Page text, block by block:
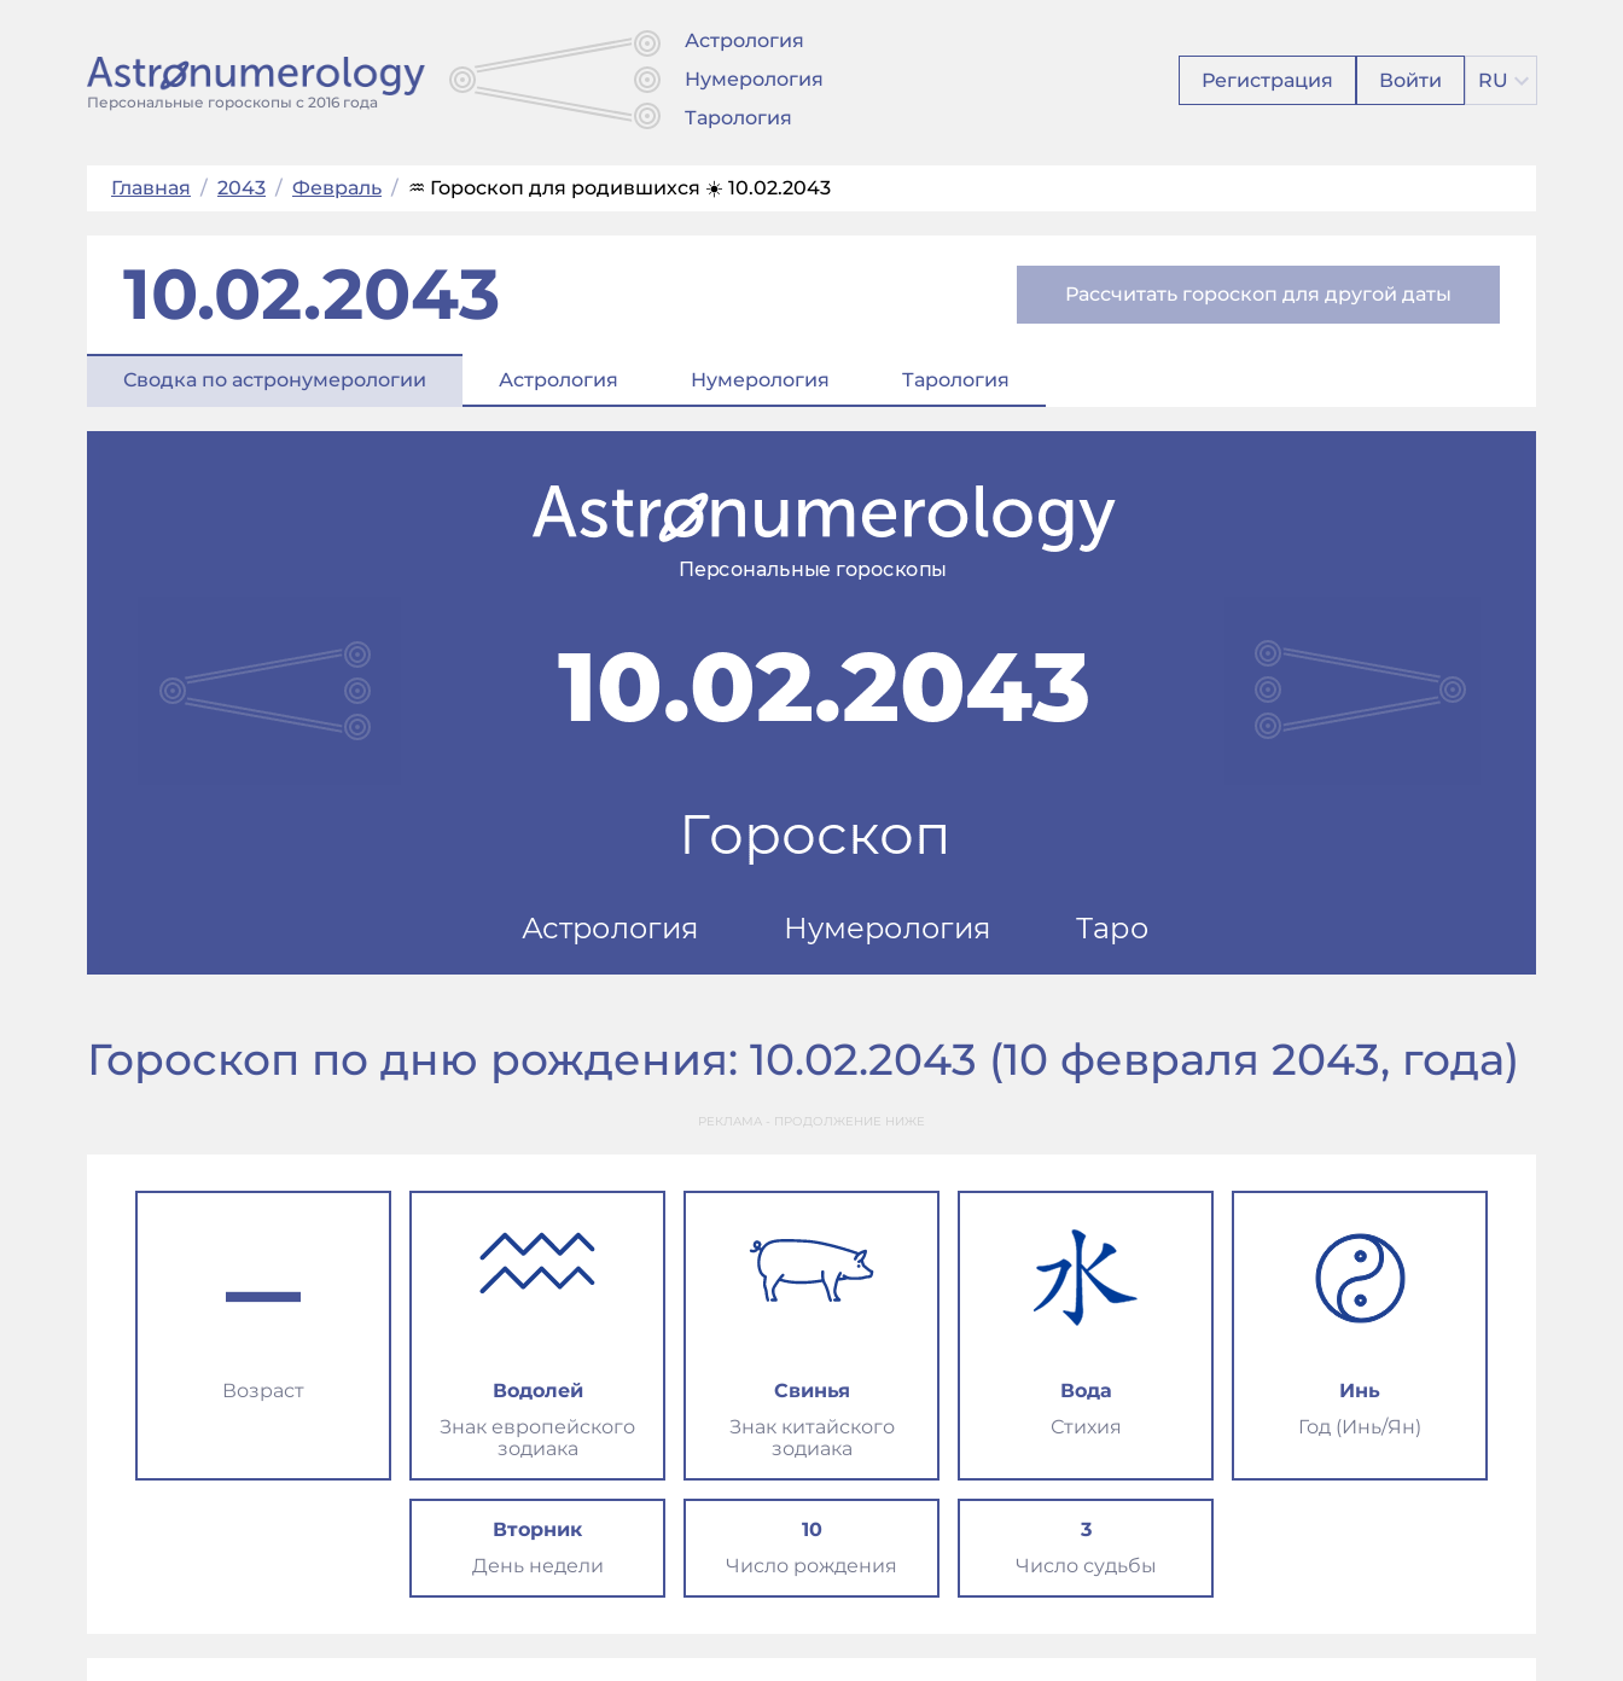
Персональные гороскопы с 2016 года
Астрология
Нумерология
Тарология
Регистрация Войти RU
Главная / 2043 / Февраль / ♒ Гороскоп для родившихся ☀️ 10.02.2043
10.02.2043 Рассчитать гороскоп для другой даты
Сводка по астронумерологии Астрология Нумерология Тарология
Гороскоп по дню рождения: 10.02.2043 (10 февраля 2043, года)
РЕКЛАМА - ПРОДОЛЖЕНИЕ НИЖЕ
–
Возраст
Водолей
Знак европейского
зодиака
Свинья
Знак китайского
зодиака
Вода
Стихия
Инь
Год (Инь/Ян)
Вторник
День недели
10
Число рождения
3
Число судьбы